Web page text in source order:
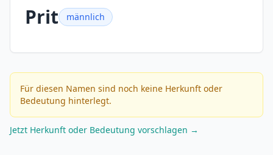
Prit männlich
Für diesen Namen sind noch keine Herkunft oder
Bedeutung hinterlegt.
Jetzt Herkunft oder Bedeutung vorschlagen →